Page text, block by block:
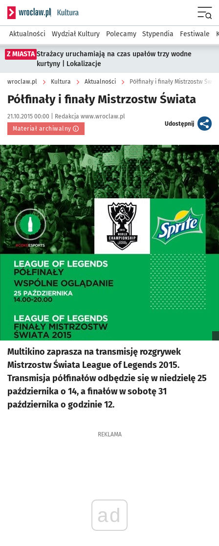
Serwis informacyjny wroclaw.pl podserwis: Kultura
Aktualności Wydział Kultury Polecamy Stypendia Festiwale
Z MIASTA Strażacy uruchamiają na czas upałów trzy wodne
kurtyny | Lokalizacje
wroclaw.pl Kultura Aktualności Półfinały i finały Mistrzostw
Półfinały i finały Mistrzostw Świata
Data publikacji:
21.10.2015 00:00 | Autor:
Redakcja www.wroclaw.pl
Materiał archiwalny
Udostępnijartykuł
Kliknij, aby powiększyć
Multikino zaprasza na transmisję rozgrywek
Mistrzostw Świata League of Legends 2015.
Transmisja półfinałów odbędzie się w niedzielę 25
października o 14, a finałów w sobotę 31
października o godzinie 12.
REKLAMA
ad